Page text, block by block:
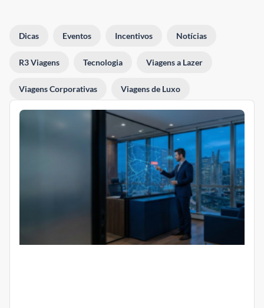
Dicas Eventos Incentivos Notícias
R3 Viagens Tecnologia Viagens a Lazer
Viagens Corporativas Viagens de Luxo